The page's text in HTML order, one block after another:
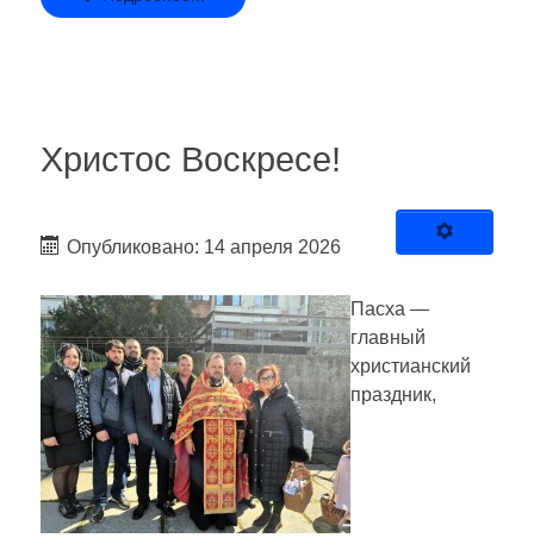
Христос Воскресе!
Опубликовано: 14 апреля 2026
Пасха —
главный
христианский
праздник,